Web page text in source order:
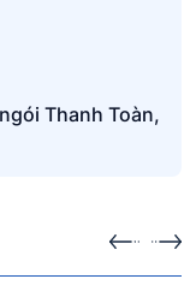
Thanh Toàn,
Sự kiện